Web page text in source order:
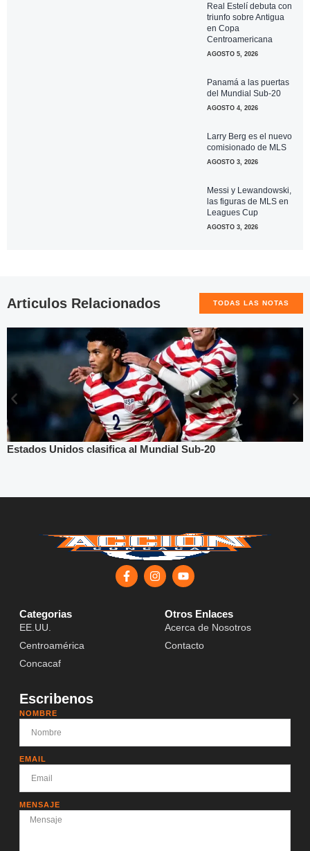
Real Estelí debuta con
triunfo sobre Antigua
en Copa
Centroamericana
AGOSTO 5, 2026
Panamá a las puertas
del Mundial Sub-20
AGOSTO 4, 2026
Larry Berg es el nuevo
comisionado de MLS
AGOSTO 3, 2026
Messi y Lewandowski,
las figuras de MLS en
Leagues Cup
AGOSTO 3, 2026
Articulos Relacionados TODAS LAS NOTAS
Estados Unidos clasifica al Mundial Sub-20
Categorias
EE.UU.
Centroamérica
Concacaf
Otros Enlaces
Acerca de Nosotros
Contacto
Escribenos
NOMBRE
EMAIL
MENSAJE